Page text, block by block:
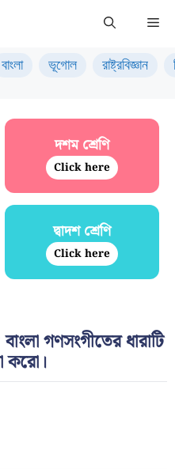
বাংলা ভূগোল রাষ্ট্রবিজ্ঞান
দশম শ্রেণি
Click here
দ্বাদশ শ্রেণি
Click here
গণসংগীতের ধারাটি
করো।